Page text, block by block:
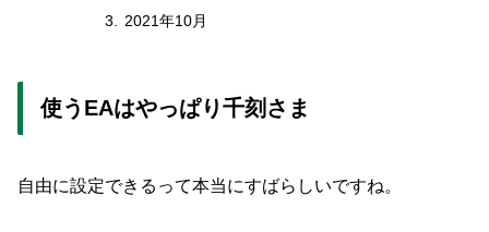
2021年10月
使うEAはやっぱり千刻さま
自由に設定できるって本当にすばらしいですね。